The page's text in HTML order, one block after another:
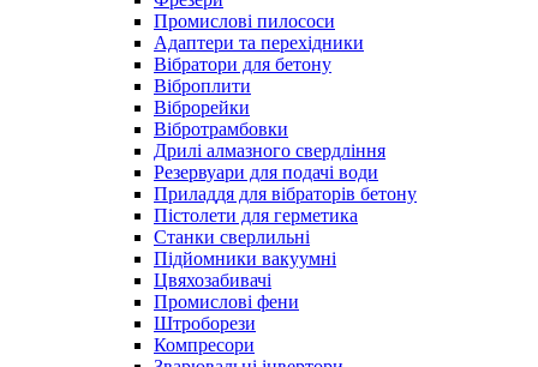
Промислові пилососи
Адаптери та перехідники
Вібратори для бетону
Віброплити
Віброрейки
Вібротрамбовки
Дрилі алмазного свердління
Резервуари для подачі води
Приладдя для вібраторів бетону
Пістолети для герметика
Станки сверлильні
Підйомники вакуумні
Цвяхозабивачі
Промислові фени
Штроборези
Компресори